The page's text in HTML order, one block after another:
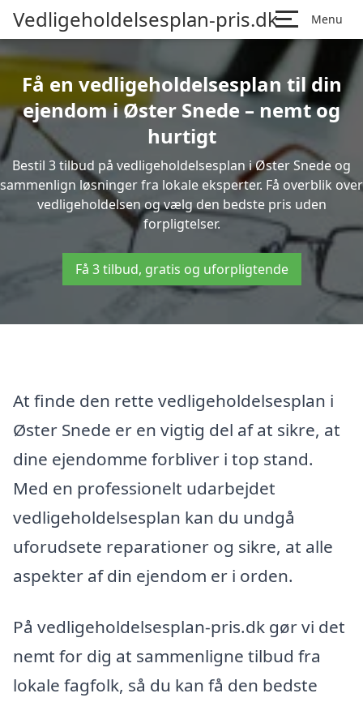
Vedligeholdelsesplan-pris.dk Menu
Få en vedligeholdelsesplan til din
ejendom i Øster Snede – nemt og
hurtigt
Bestil 3 tilbud på vedligeholdelsesplan i Øster Snede og
sammenlign løsninger fra lokale eksperter. Få overblik over
vedligeholdelsen og vælg den bedste pris uden
forpligtelser.
Få 3 tilbud, gratis og uforpligtende
At finde den rette vedligeholdelsesplan i
Øster Snede er en vigtig del af at sikre, at
dine ejendomme forbliver i top stand.
Med en professionelt udarbejdet
vedligeholdelsesplan kan du undgå
uforudsete reparationer og sikre, at alle
aspekter af din ejendom er i orden.
På vedligeholdelsesplan-pris.dk gør vi det
nemt for dig at sammenligne tilbud fra
lokale fagfolk, så du kan få den bedste